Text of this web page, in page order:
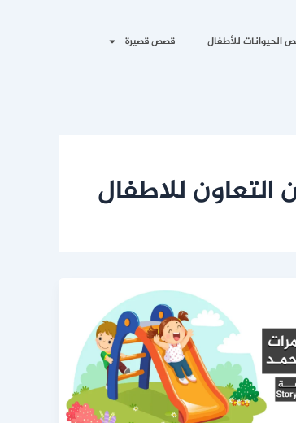
الحيوانات للأطفال قصص قصيرة
للاطفال